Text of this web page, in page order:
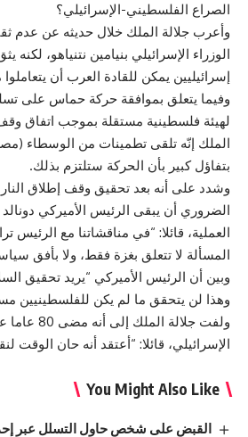
الصراع الفلسطيني-الإسرائيلي؟
وأعرب جلالة الملك خلال حديثه عن عدم
الوزراء الإسرائيلي بنيامين نتنياهو، لكنه
إسرائيليين يمكن للقادة العرب أن
وفيما يتعلق بموافقة حركة حماس على
لهيئة فلسطينية مستقلة بموجب اتفاق وقف
الملك إنّه تلقى تطمينات من الوسطاء
بتفاؤل كبير بأن الحركة ستلتزم بذلك.
وشدد على أنه بعد تحقيق وقف إطلاق
الضروري أن يبقى الرئيس الأميركي
العملية، قائلا: “في مناقشاتنا مع الرئيس
المسألة لا تتعلق بغزة فقط، ولا بأفق
وبين أن الرئيس الأميركي “يريد تحقيق
وهذا لن يتحقق ما لم يكن للفلسطينيين
ولفت جلالة
الإسرائيلي، قائلا: “أعتقد أنه حان الوقت
You Might Also Like
القبض على شخص حاول التسلل عبر